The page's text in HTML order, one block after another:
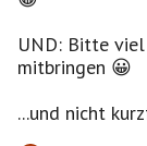
UND: Bitte
mitbringen 😀
...und nicht